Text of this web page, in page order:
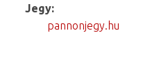
Jegy:
pannonjegy.hu